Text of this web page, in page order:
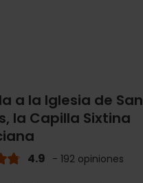
a la Iglesia de San
la Capilla Sixtina
4.9 - 192 opiniones